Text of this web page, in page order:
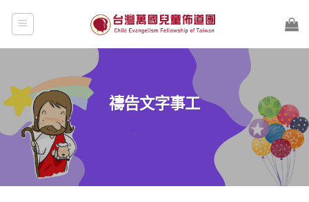
禱告文字事工